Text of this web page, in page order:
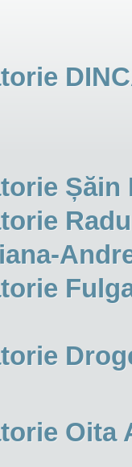
Șăin
Oita